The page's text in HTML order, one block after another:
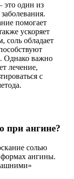
это один из
помогает
ускоряет
соль обладает
Однако важно
лечение,
с
при ангине?
солью
ангины.